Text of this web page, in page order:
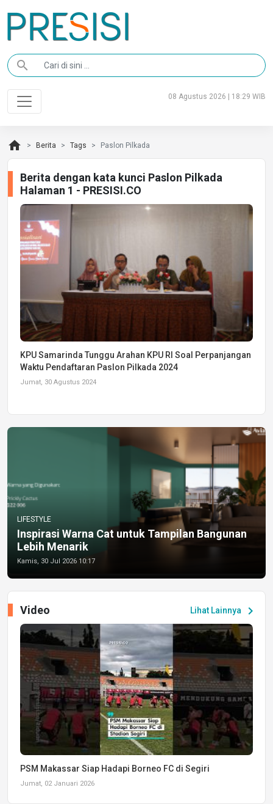
search
08 Agustus 2026 | 18:29 WIB
home Berita Tags Paslon Pilkada
Berita dengan kata kunci Paslon Pilkada
Halaman 1 - PRESISI.CO
KPU Samarinda Tunggu Arahan KPU RI Soal Perpanjangan
Waktu Pendaftaran Paslon Pilkada 2024
Jumat, 30 Agustus 2024
LIFESTYLE
Inspirasi Warna Cat untuk Tampilan Bangunan
Lebih Menarik
Kamis, 30 Jul 2026 10:17
Lihat Lainnya chevron_right
Video
PSM Makassar Siap Hadapi Borneo FC di Segiri
Jumat, 02 Januari 2026